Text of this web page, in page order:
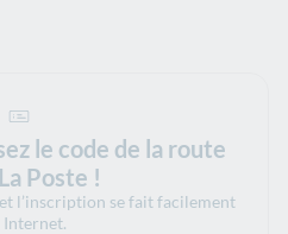
le code de la route
Poste !
l’inscription se fait facilement
Internet.